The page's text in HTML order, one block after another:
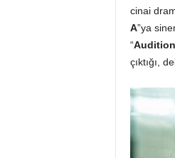
cinai
A”ya
“Audition
çıktığı,